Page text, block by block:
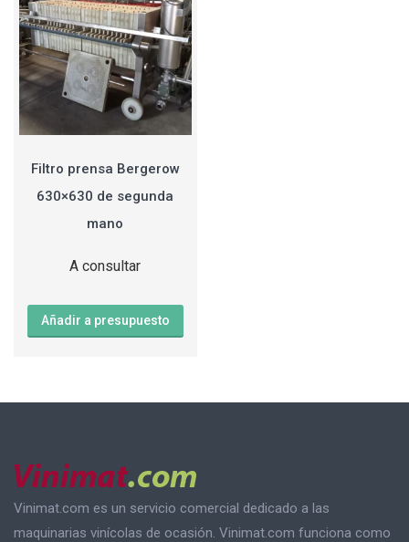
Filtro prensa Bergerow
630×630 de segunda
mano
A consultar
Añadir a presupuesto
Vinimat.com es un servicio comercial dedicado a las
maquinarias vinícolas de ocasión. Vinimat.com funciona como